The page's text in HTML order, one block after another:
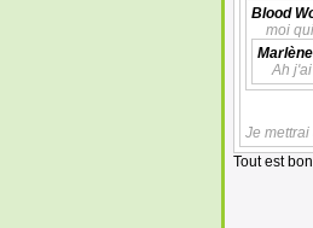
Blood
moi
Marlène
Ah
Je
Tout est